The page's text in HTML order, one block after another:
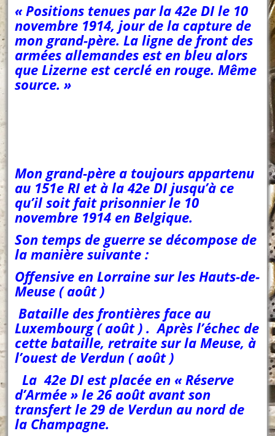
« Positions tenues par la 42e DI le 10
novembre 1914, jour de la capture de
mon grand-père. La ligne de front des
armées allemandes est en bleu alors
que Lizerne est cerclé en rouge. Même
source. »
Mon grand-père a toujours appartenu
au 151e RI et à la 42e DI jusqu’à ce
qu’il soit fait prisonnier le 10
novembre 1914 en Belgique.
Son temps de guerre se décompose de
la manière suivante :
Offensive en Lorraine sur les Hauts-de-
Meuse ( août )
Bataille des frontières face au
Luxembourg ( août ) . Après l’échec de
cette bataille, retraite sur la Meuse, à
l’ouest de Verdun ( août )
La 42e DI est placée en « Réserve
d’Armée » le 26 août avant son
transfert le 29 de Verdun au nord de
la Champagne.